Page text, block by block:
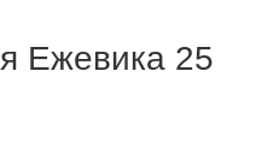
Ежевика 25